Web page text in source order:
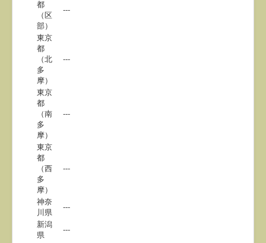
都
（区
部）
---
東京
都
（北
多
摩）
---
東京
都
（南
多
摩）
---
東京
都
（西
多
摩）
---
神奈
川県
---
新潟
県
---